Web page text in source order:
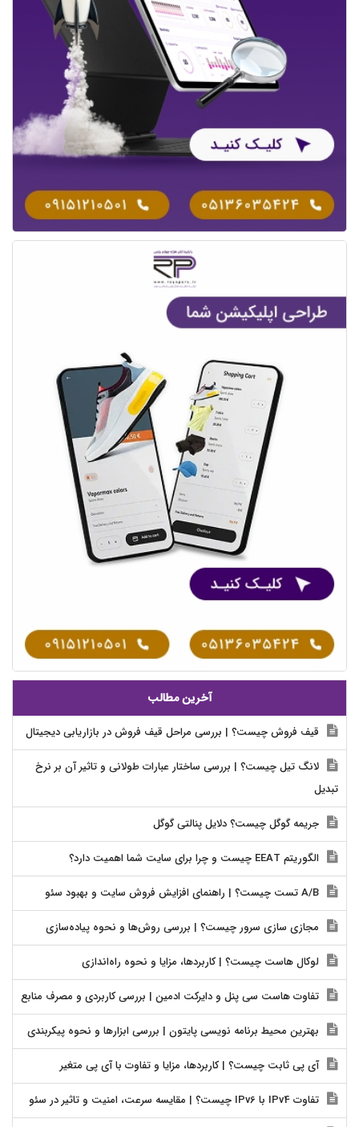
آخرین مطالب
قیف فروش چیست؟ | بررسی مراحل قیف فروش در بازاریابی دیجیتال
لانگ تیل چیست؟ | بررسی ساختار عبارات طولانی و تاثیر آن بر نرخ
تبدیل
جریمه گوگل چیست؟ دلایل پنالتی گوگل
الگوریتم EEAT چیست و چرا برای سایت شما اهمیت دارد؟
مجازی سازی سرور چیست؟ | بررسی روش‌ها و نحوه پیاده‌سازی
لوکال هاست چیست؟ | کاربردها، مزایا و نحوه راه‌اندازی
تفاوت هاست سی پنل و دایرکت ادمین | بررسی کاربردی و مصرف منابع
بهترین محیط برنامه نویسی پایتون | بررسی ابزارها و نحوه پیکربندی
آی پی ثابت چیست؟ | کاربردها، مزایا و تفاوت با آی پی متغیر
تفاوت IPv4 با IPv6 چیست؟ | مقایسه سرعت، امنیت و تاثیر در سئو